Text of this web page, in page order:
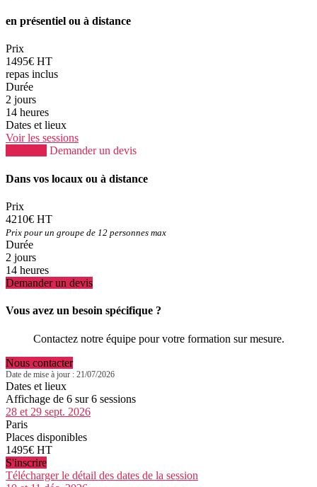
en présentiel ou à distance
Prix
1495€ HT
repas inclus
Durée
2 jours
14 heures
Dates et lieux
Voir les sessions
Demander un devis
Dans vos locaux ou à distance
Prix
4210€ HT
Prix pour un groupe de 12 personnes max
Durée
2 jours
14 heures
Demander un devis
Vous avez un besoin spécifique ?
Contactez notre équipe pour votre formation sur mesure.
Nous contacter
Date de mise à jour : 21/07/2026
Dates et lieux
Affichage de 6 sur 6 sessions
28 et 29 sept. 2026
Paris
Places disponibles
1495€ HT
S'inscrire
Télécharger le détail des dates de la session